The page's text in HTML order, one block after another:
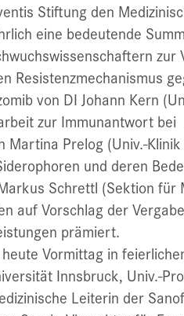
Stiftung den
eine bedeutende
zur
Resistenzmechanismus
von DI Johann Kern
zur Immunantwort
Martina Prelog (Univ.-
und deren
Schrettl (Sektion für
auf Vorschlag der
prämiert.
Vormittag in
Innsbruck, Univ.-
Leiterin der